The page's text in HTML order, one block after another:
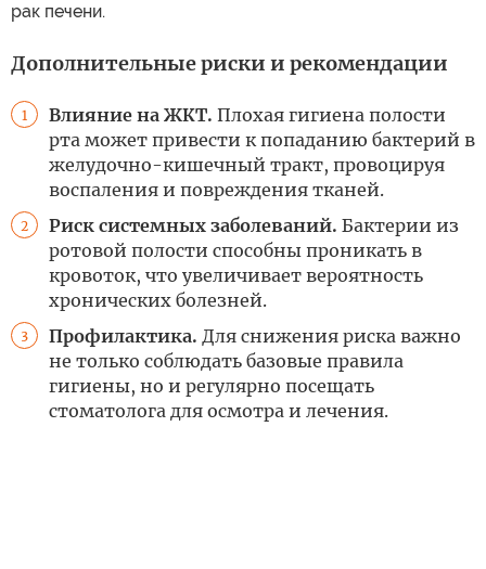
рак печени.
Дополнительные риски и рекомендации
1 Влияние на ЖКТ. Плохая гигиена полости
рта может привести к попаданию бактерий в
желудочно-кишечный тракт, провоцируя
воспаления и повреждения тканей.
2 Риск системных заболеваний. Бактерии из
ротовой полости способны проникать в
кровоток, что увеличивает вероятность
хронических болезней.
3 Профилактика. Для снижения риска важно
не только соблюдать базовые правила
гигиены, но и регулярно посещать
стоматолога для осмотра и лечения.